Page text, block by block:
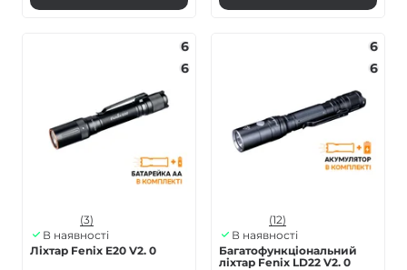
6
6
(3)
В наявності
Ліхтар Fenix E20 V2. 0
6
6
(12)
В наявності
Багатофункціональний
ліхтар Fenix LD22 V2. 0